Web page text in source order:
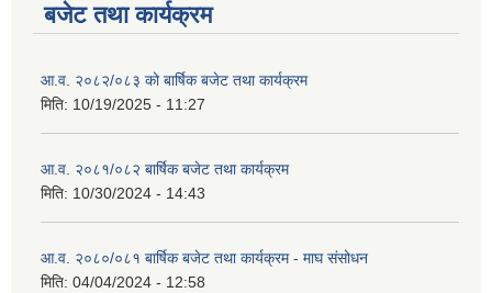
बजेट तथा कार्यक्रम
आ.व. २०८२/०८३ को बार्षिक बजेट तथा कार्यक्रम
मिति: 10/19/2025 - 11:27
आ.व. २०८१/०८२ बार्षिक बजेट तथा कार्यक्रम
मिति: 10/30/2024 - 14:43
आ.व. २०८०/०८१ बार्षिक बजेट तथा कार्यक्रम - माघ संसोधन
मिति: 04/04/2024 - 12:58